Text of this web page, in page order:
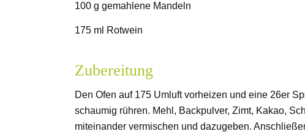
100 g gemahlene Mandeln
175 ml Rotwein
Zubereitung
Den Ofen auf 175 Umluft vorheizen und eine 26er
schaumig rühren. Mehl, Backpulver, Zimt, Kakao,
miteinander vermischen und dazugeben.